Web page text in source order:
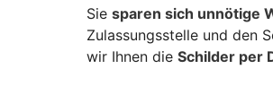
Sie sparen sich unnötige
Zulassungsstelle und den
wir Ihnen die Schilder per